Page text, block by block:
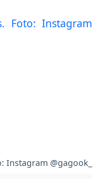
Instagram @gagook_